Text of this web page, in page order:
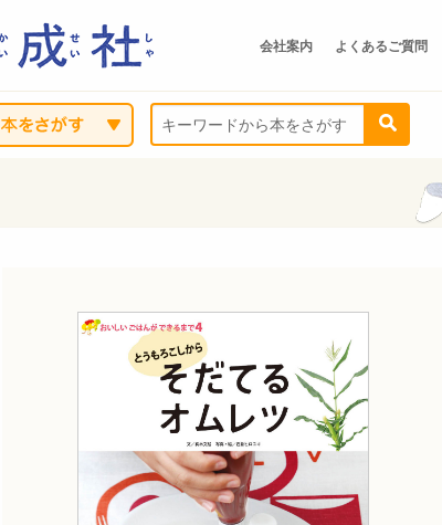
会社案内 よくあるご質問